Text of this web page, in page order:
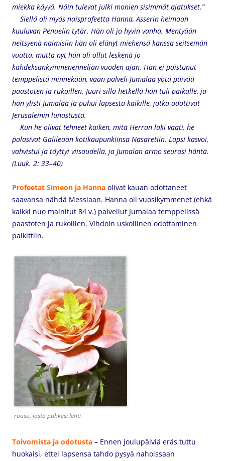
miekka käyvä. Näin tulevat julki monien sisimmät ajatukset.”
Siellä oli myös naisprofeetta Hanna, Asserin heimoon
kuuluvan Penuelin tytär. Hän oli jo hyvin vanha. Mentyään
neitsyenä naimisiin hän oli elänyt miehensä kanssa seitsemän
vuotta, mutta nyt hän oli ollut leskenä jo
kahdeksankymmenenneljän vuoden ajan. Hän ei poistunut
temppelistä minnekään, vaan palveli Jumalaa yötä päivää
paastoten ja rukoillen. Juuri sillä hetkellä hän tuli paikalle, ja
hän ylisti Jumalaa ja puhui lapsesta kaikille, jotka odottivat
Jerusalemin lunastusta.
Kun he olivat tehneet kaiken, mitä Herran laki vaati, he
palasivat Galileaan kotikaupunkiinsa Nasaretiin. Lapsi kasvoi,
vahvistui ja täyttyi viisaudella, ja Jumalan armo seurasi häntä.
(Luuk. 2: 33–40)
Profeetat Simeon ja Hanna olivat kauan odottaneet
saavansa nähdä Messiaan. Hanna oli vuosikymmenet (ehkä
kaikki nuo mainitut 84 v.) palvellut Jumalaa temppelissä
paastoten ja rukoillen. Vihdoin uskollinen odottaminen
palkittiin.
ruusu, josta puhkesi lehti
Toivomista ja odotusta – Ennen joulupäiviä eräs tuttu
huokaisi, ettei lapsensa tahdo pysyä nahoissaan